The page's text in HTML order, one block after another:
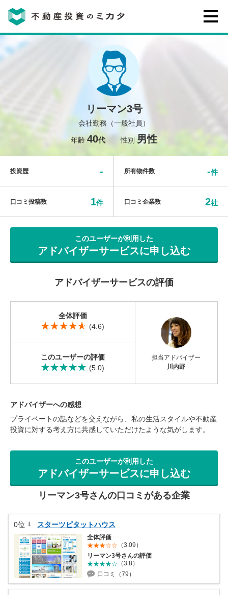
不動産投資のミカタとは
不動産投資会社の評判・口コミ
電話する
リーマン3号
会社勤務（一般社員）
年齢 40代 性別男性
投資歴 - 所有物件数 -件
口コミ投稿数 1件 口コミ企業数 2社
このユーザーが利用した
アドバイザーサービスに申し込む
アドバイザーサービスの評価
全体評価
(4.6)
このユーザーの評価
(5.0)
担当アドバイザー
川内野
アドバイザーへの感想
プライベートの話などを交えながら、私の生活スタイルや不動産
投資に対する考え方に共感していただけたような気がします。
このユーザーが利用した
アドバイザーサービスに申し込む
リーマン3号さんの口コミがある企業
0位 スターツピタットハウス
全体評価
（3.09）
リーマン3号さんの評価
（3.8）
口コミ（79）